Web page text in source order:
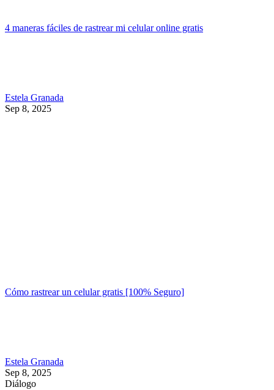
4 maneras fáciles de rastrear mi celular online gratis
Estela Granada
Sep 8, 2025
Cómo rastrear un celular gratis [100% Seguro]
Estela Granada
Sep 8, 2025
Diálogo